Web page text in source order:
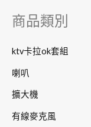
:商品類別
ktv卡拉ok套組
喇叭
擴大機
有線麥克風